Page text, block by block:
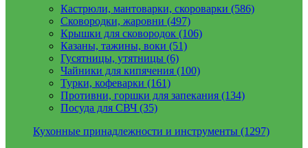
Кастрюли, мантоварки, скороварки (586)
Сковородки, жаровни (497)
Крышки для сковородок (106)
Казаны, тажины, воки (51)
Гусятницы, утятницы (6)
Чайники для кипячения (100)
Турки, кофеварки (161)
Противни, горшки для запекания (134)
Посуда для СВЧ (35)
Кухонные принадлежности и инструменты (1297)